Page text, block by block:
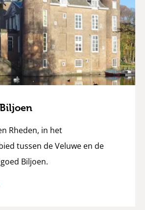
Rheden, in het
tussen de Veluwe en de
Biljoen.